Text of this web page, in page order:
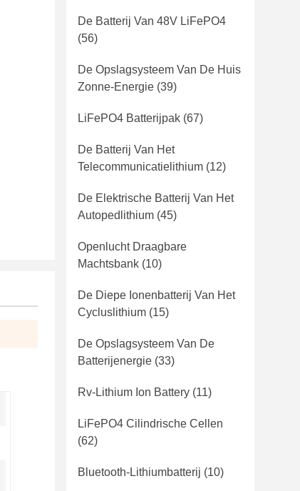
De Batterij Van 48V LiFePO4
(56)
De Opslagsysteem Van De Huis
Zonne-Energie (39)
LiFePO4 Batterijpak (67)
De Batterij Van Het
Telecommunicatielithium (12)
De Elektrische Batterij Van Het
Autopedlithium (45)
Openlucht Draagbare
Machtsbank (10)
De Diepe Ionenbatterij Van Het
Cycluslithium (15)
De Opslagsysteem Van De
Batterijenergie (33)
Rv-Lithium Ion Battery (11)
LiFePO4 Cilindrische Cellen
(62)
Bluetooth-Lithiumbatterij (10)